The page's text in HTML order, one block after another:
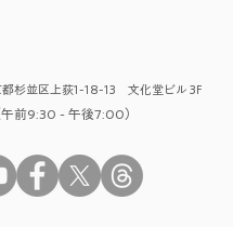
杉並区上荻1-18-13 文化堂ビル 3F
前9:30 - 午後7:00）